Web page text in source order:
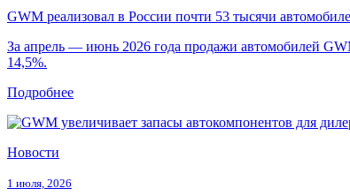
GWM реализовал в России почти 53 тысячи
За апрель — июнь 2026 года продажи автомобилей
14,5%.
Подробнее
Новости
1 июля, 2026